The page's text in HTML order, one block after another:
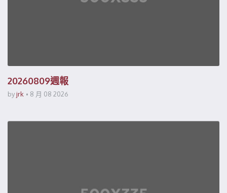
20260809週報
byjrk 8 月 08 2026